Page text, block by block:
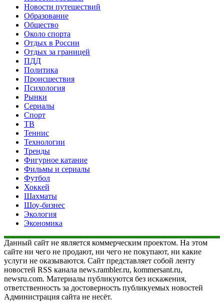
Новости путешествий
Образование
Общество
Около спорта
Отдых в России
Отдых за границей
ПДД
Политика
Происшествия
Психология
Рынки
Сериалы
Спорт
ТВ
Теннис
Технологии
Тренды
Фигурное катание
Фильмы и сериалы
Футбол
Хоккей
Шахматы
Шоу-бизнес
Экология
Экономика
Данный сайт не является коммерческим проектом. На этом
сайте ни чего не продают, ни чего не покупают, ни какие
услуги не оказываются. Сайт представляет собой ленту
новостей RSS канала news.rambler.ru, kommersant.ru,
newsru.com. Материалы публикуются без искажения,
ответственность за достоверность публикуемых новостей
Администрация сайта не несёт.